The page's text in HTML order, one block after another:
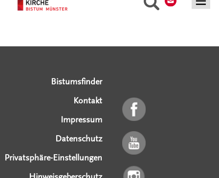
Bistumsfinder
Kontakt
Impressum
Datenschutz
Privatsphäre-Einstellungen